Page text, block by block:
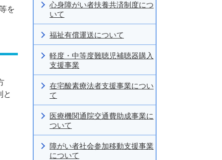
を
と
心身障がい者扶養共済制度につ
いて
福祉有償運送について
軽度・中等度難聴児補聴器購入
支援事業
在宅酸素療法者支援事業につい
て
医療機関通院交通費助成事業に
ついて
障がい者社会参加移動支援事業
について